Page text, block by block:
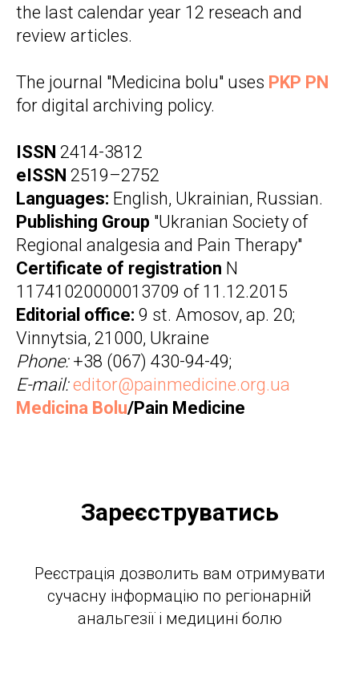
the last calendar year 12 reseach and
review articles.
The journal "Medicina bolu" uses PKP PN
for digital archiving policy.
ISSN 2414-3812
eISSN 2519–2752
Languages: English, Ukrainian, Russian.
Publishing Group "Ukranian Society of
Regional analgesia and Pain Therapy"
Certificate of registration N
11741020000013709 of 11.12.2015
Editorial office: 9 st. Amosov, ap. 20;
Vinnytsia, 21000, Ukraine
Phone:+38 (067) 430-94-49;
E-mail: editor@painmedicine.org.ua
Medicina Bolu/Pain Medicine
Зареєструватись
Реєстрація дозволить вам отримувати
сучасну інформацію по регіонарній
анальгезії і медицині болю